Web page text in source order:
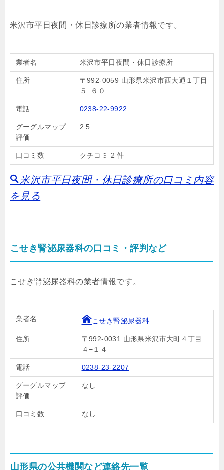
米沢市平日夜間・休日診療所の業者情報です。
業者名 米沢市平日夜間・休日診療所
住所
〒992-0059 山形県米沢市西大通１丁目
５−６０
電話 0238-22-9922
グーグルマップ
評価
2.5
口コミ数 クチコミ 2 件
米沢市平日夜間・休日診療所の口コミ内容
を見る
こせき腎泌尿器科の口コミ・評判など
こせき腎泌尿器科の業者情報です。
業者名 こせき腎泌尿器科
住所
〒992-0031 山形県米沢市大町４丁目
４−１４
電話 0238-23-2207
グーグルマップ
評価
なし
口コミ数 なし
山形県の公共機関など連絡先一覧